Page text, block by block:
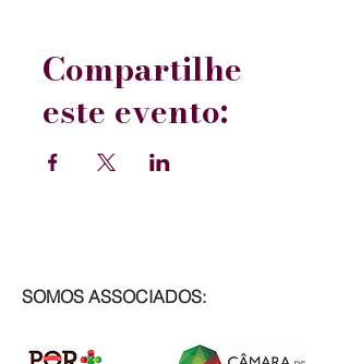
Compartilhe
este evento:
SOMOS ASSOCIADOS: